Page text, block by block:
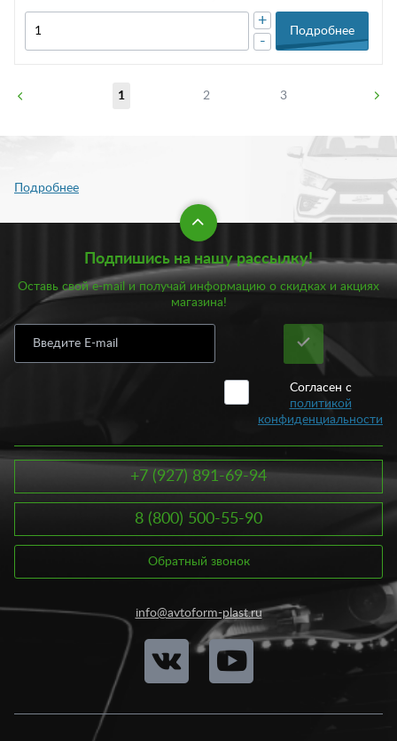
-
+
Подробнее
1 2 3
Подпишись на нашу рассылку!
Оставь свой e-mail и получай информацию о скидках и акциях
магазина!
Согласен с
политикой
конфиденциальности
+7 (927) 891-69-94
8 (800) 500-55-90
Обратный звонок
info@avtoform-plast.ru